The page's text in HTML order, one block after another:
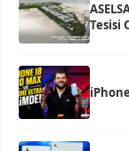
Tesisi